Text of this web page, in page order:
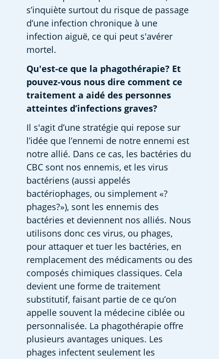
s’inquiète surtout du risque de passage
d’une infection chronique à une
infection aiguë, ce qui peut s'avérer
mortel.
Qu'est-ce que la phagothérapie? Et
pouvez-vous nous dire comment ce
traitement a aidé des personnes
atteintes d’infections graves?
Il s'agit d’une stratégie qui repose sur
l’idée que l’ennemi de notre ennemi est
notre allié. Dans ce cas, les bactéries du
CBC sont nos ennemis, et les virus
bactériens (aussi appelés
bactériophages, ou simplement «?
phages?»), sont les ennemis des
bactéries et deviennent nos alliés. Nous
utilisons donc ces virus, ou phages,
pour attaquer et tuer les bactéries, en
remplacement des médicaments ou des
composés chimiques classiques. Cela
devient une forme de traitement
substitutif, faisant partie de ce qu’on
appelle souvent la médecine ciblée ou
personnalisée. La phagothérapie offre
plusieurs avantages uniques. Les
phages infectent seulement les